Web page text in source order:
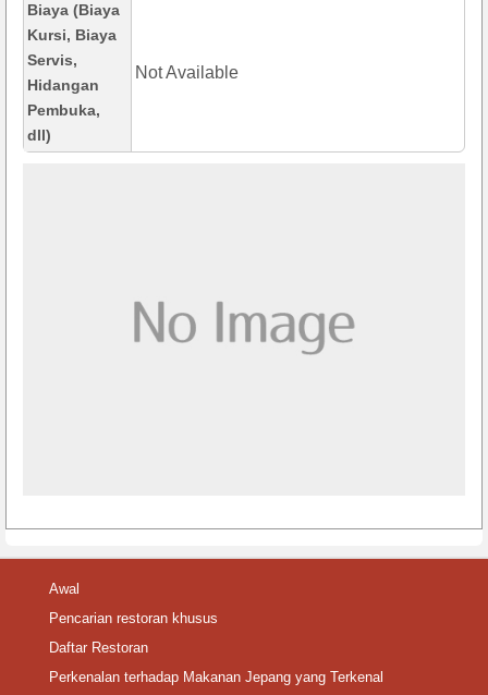
Biaya (Biaya
Kursi, Biaya
Servis,
Hidangan
Pembuka,
dll)
Not Available
Awal
Pencarian restoran khusus
Daftar Restoran
Perkenalan terhadap Makanan Jepang yang Terkenal